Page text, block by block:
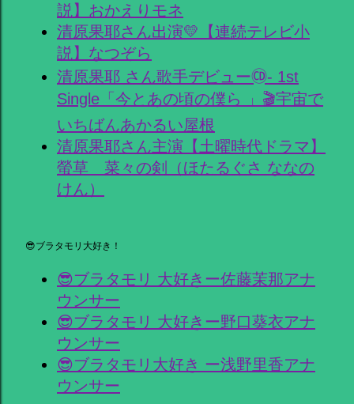
説】おかえりモネ
清原果耶さん出演💛【連続テレビ小
説】なつぞら
清原果耶 さん歌手デビュー🄭- 1st
Single「今とあの頃の僕ら 」🎬宇宙で
いちばんあかるい屋根
清原果耶さん主演【土曜時代ドラマ】
螢草 菜々の剣（ほたるぐさ ななの
けん）
😎ブラタモリ大好き！
😎ブラタモリ 大好きー佐藤茉那アナ
ウンサー
😎ブラタモリ 大好きー野口葵衣アナ
ウンサー
😎ブラタモリ大好き ー浅野里香アナ
ウンサー